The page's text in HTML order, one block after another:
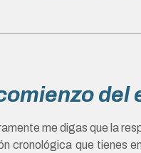
del
me digas que la
cronológica que tienes